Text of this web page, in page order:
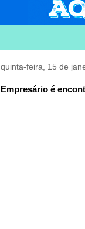
quinta-feira, 15 de
Empresário é